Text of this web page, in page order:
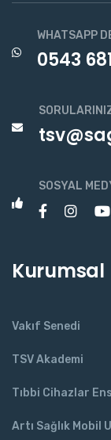
WHATSAPP
0543
SOSYAL
Kurumsal
Vakıf Senedi
TSV Akademi
Tıbbi Cihazlar
Artı Sağlık Mobil